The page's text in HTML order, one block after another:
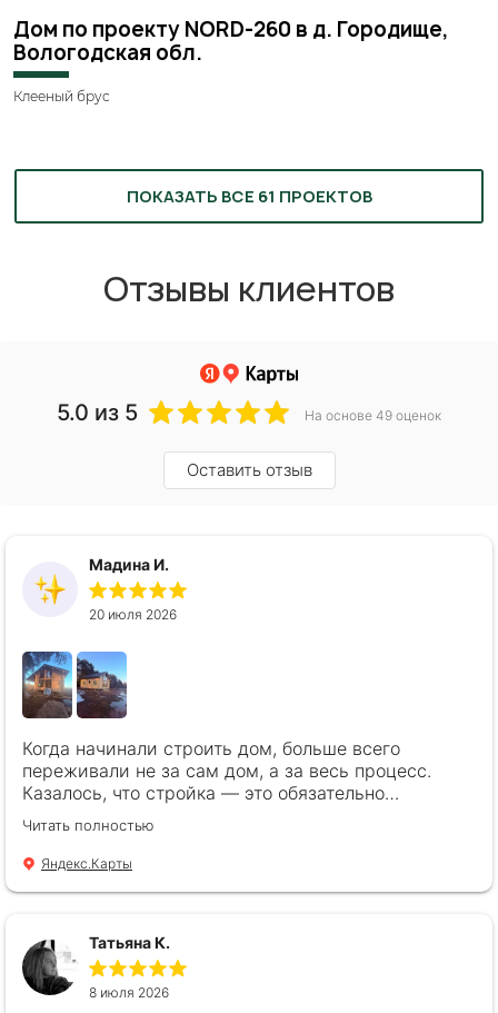
Дом по проекту NORD-260 в д. Городище,
Вологодская обл.
Клееный брус
ПОКАЗАТЬ ВСЕ 61 ПРОЕКТОВ
Отзывы клиентов
5.0 из 5 На основе 49 оценок
Оставить отзыв
Мадина И.
20 июля 2026
Когда начинали строить дом, больше всего
переживали не за сам дом, а за весь процесс.
Казалось, что стройка — это обязательно
задержки, постоянный контроль и нервы. Но у нас
получилось совсем иначе 🥰 Самое интересное,
что дом строили, наверное, в самую снежную зиму
каждый день, поэтому особенно понравилось, что
нам присылали фото и видеоотчеты.📸 Отдельное
спасибо Дарье и Егору! 🖤✌🏻Настоящие
Читать полностью
Яндекс.Карты
Татьяна К.
8 июля 2026